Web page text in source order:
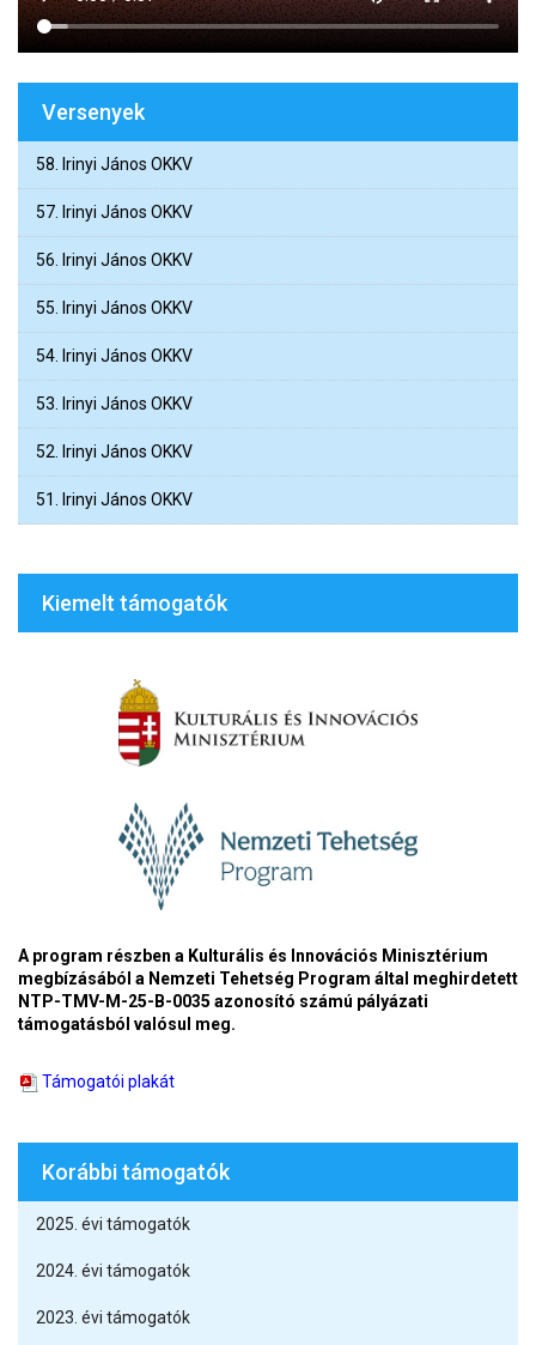
Versenyek
58. Irinyi János OKKV
57. Irinyi János OKKV
56. Irinyi János OKKV
55. Irinyi János OKKV
54. Irinyi János OKKV
53. Irinyi János OKKV
52. Irinyi János OKKV
51. Irinyi János OKKV
Kiemelt támogatók
A program részben a Kulturális és Innovációs Minisztérium
megbízásából a Nemzeti Tehetség Program által meghirdetett
NTP-TMV-M-25-B-0035 azonosító számú pályázati
támogatásból valósul meg.
Támogatói plakát
Korábbi támogatók
2025. évi támogatók
2024. évi támogatók
2023. évi támogatók